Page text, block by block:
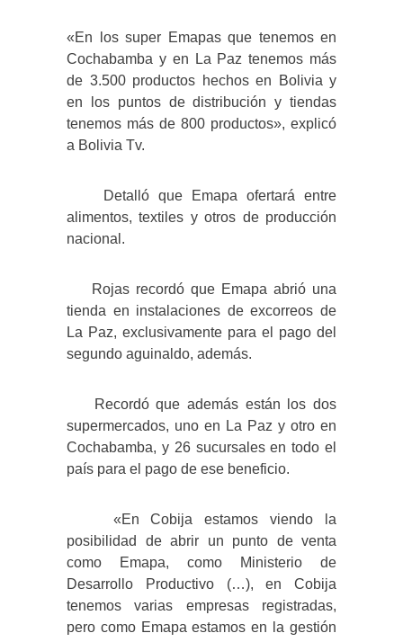
«En los super Emapas que tenemos en
Cochabamba y en La Paz tenemos más
de 3.500 productos hechos en Bolivia y
en los puntos de distribución y tiendas
tenemos más de 800 productos», explicó
a Bolivia Tv.
Detalló que Emapa ofertará entre
alimentos, textiles y otros de producción
nacional.
Rojas recordó que Emapa abrió una
tienda en instalaciones de excorreos de
La Paz, exclusivamente para el pago del
segundo aguinaldo, además.
Recordó que además están los dos
supermercados, uno en La Paz y otro en
Cochabamba, y 26 sucursales en todo el
país para el pago de ese beneficio.
«En Cobija estamos viendo la
posibilidad de abrir un punto de venta
como Emapa, como Ministerio de
Desarrollo Productivo (…), en Cobija
tenemos varias empresas registradas,
pero como Emapa estamos en la gestión